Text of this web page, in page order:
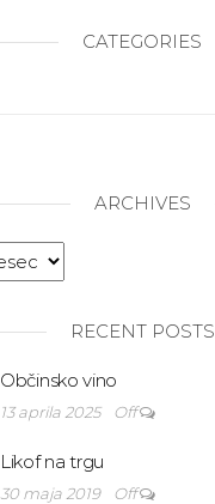
CATEGORIES
ARCHIVES
RECENT POSTS
Občinsko vino
13 aprila 2025 Off
Likof na trgu
30 maja 2019 Off